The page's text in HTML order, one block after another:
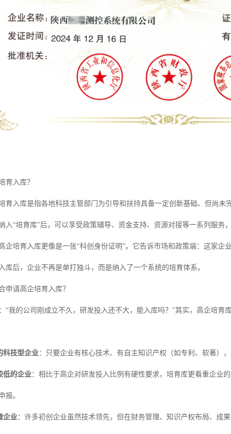
育入库？
育入库是指各地科技主管部门为引导和扶持具备一定创新基础、但尚
入“培育库”后，可以享受政策辅导、资金支持、资源对接等一系列服务
企培育入库更像是一张“科创身份证明”。它告诉市场和政策端：这家企
库后，企业不再是单打独斗，而是纳入了一个系统的培育体系。
申请高企培育入库？
“我的公司刚成立不久，研发投入还不大，能入库吗？”其实，高企培育
科技型企业：只要企业有核心技术、有自主知识产权（如专利、软著）
低的企业：相比于高企对研发投入比例有硬性要求，培育库更看重企业
报。
企业：许多初创企业虽然技术领先，但在财务管理、知识产权布局、成